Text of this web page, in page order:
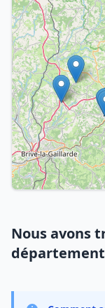
Nous avons
département